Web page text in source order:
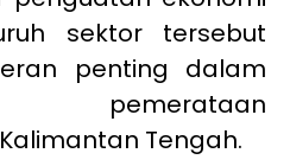
sektor tersebut
penting dalam
pemerataan
Tengah.